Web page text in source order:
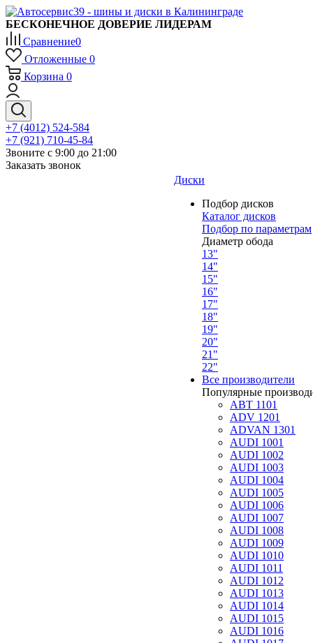
БЕСКОНЕЧНОЕ ДОВЕРИЕ ЛИДЕРАМ
Сравнение0
Отложенные 0
Корзина 0
+7 (4012) 524-584
+7 (921) 710-45-84
Звоните с 9:00 до 21:00
Заказать звонок
Диски
Подбор дисков
Каталог дисков
Подбор по параметрам
Диаметр обода
13"
14"
15"
16"
17"
18"
19"
20"
21"
22"
Все производители
Популярные
ABT 1101
ADV 1201
ADVAN 1301
AUDI 1001
AUDI 1002
AUDI 1003
AUDI 1004
AUDI 1005
AUDI 1006
AUDI 1007
AUDI 1008
AUDI 1009
AUDI 1010
AUDI 1011
AUDI 1012
AUDI 1013
AUDI 1014
AUDI 1015
AUDI 1016